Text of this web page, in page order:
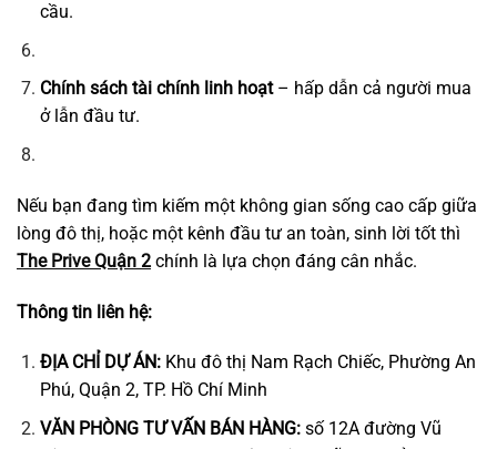
cầu.
Chính sách tài chính linh hoạt– hấp dẫn cả người mua
ở lẫn đầu tư.
Nếu bạn đang tìm kiếm một không gian sống cao cấp giữa
lòng đô thị, hoặc một kênh đầu tư an toàn, sinh lời tốt thì
The Prive Quận 2 chính là lựa chọn đáng cân nhắc.
Thông tin liên hệ:
ĐỊA CHỈ DỰ ÁN:Khu đô thị Nam Rạch Chiếc, Phường An
Phú, Quận 2, TP. Hồ Chí Minh
VĂN PHÒNG TƯ VẤN BÁN HÀNG:số 12A đường Vũ